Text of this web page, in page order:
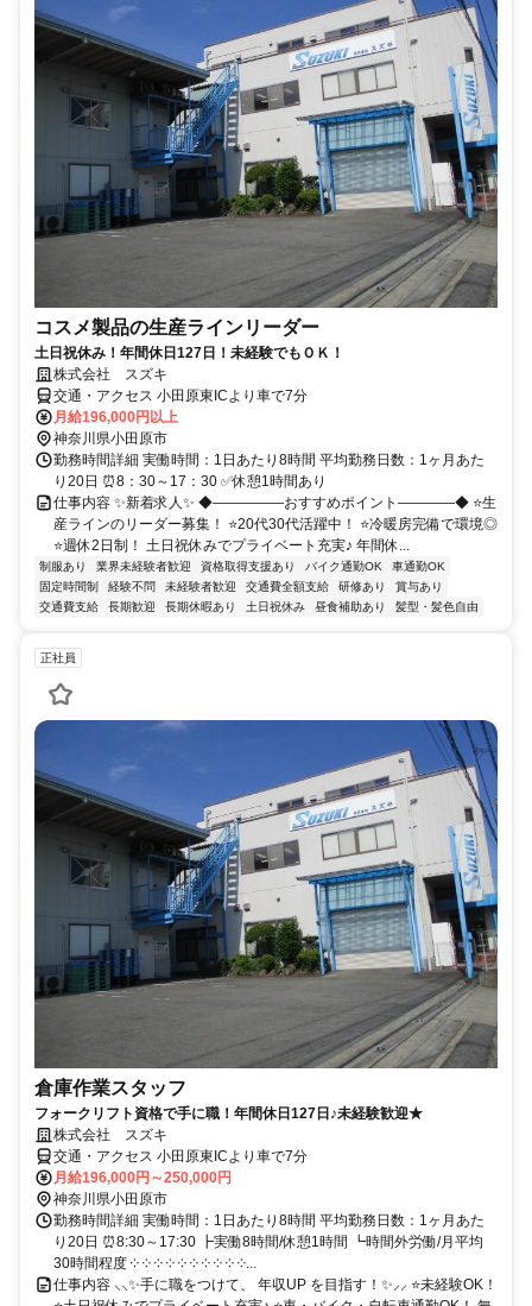
コスメ製品の生産ラインリーダー
土日祝休み！年間休日127日！未経験でもＯＫ！
株式会社 スズキ
交通・アクセス 小田原東ICより車で7分
月給196,000円以上
神奈川県小田原市
勤務時間詳細 実働時間：1日あたり8時間 平均勤務日数：1ヶ月あた
り20日 ⏰8：30～17：30 ✅休憩1時間あり
仕事内容 ✨新着求人✨ ◆―――――おすすめポイント――――◆ ⭐生
産ラインのリーダー募集！ ⭐20代30代活躍中！ ⭐冷暖房完備で環境◎
⭐週休2日制！ 土日祝休みでプライベート充実♪ 年間休...
制服あり 業界未経験者歓迎 資格取得支援あり バイク通勤OK
車通勤OK
固定時間制
経験不問 未経験者歓迎 交通費全額支給 研修あり
賞与あり
交通費支給
長期歓迎 長期休暇あり 土日祝休み 昼食補助あり 髪型・髪色自由
正社員
倉庫作業スタッフ
フォークリフト資格で手に職！年間休日127日♪未経験歓迎★
株式会社 スズキ
交通・アクセス 小田原東ICより車で7分
月給196,000円～250,000円
神奈川県小田原市
勤務時間詳細 実働時間：1日あたり8時間 平均勤務日数：1ヶ月あた
り20日 ⏰8:30～17:30 ┣実働8時間/休憩1時間 ┗時間外労働/月平均
30時間程度 ༶ ༶ ༶ ༶ ༶ ༶ ༶ ༶ ༶ ༶...
仕事内容 ⸜⸜✨手に職をつけて、 年収UP を目指す！✨⸝⸝ ⭐未経験OK！